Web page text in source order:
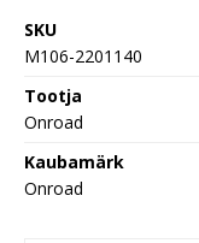
SKU
M106-2201140
Tootja
Onroad
Kaubamärk
Onroad